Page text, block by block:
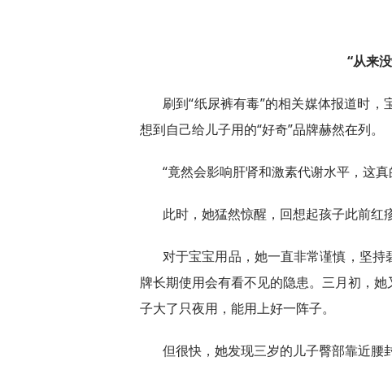
“从来
刷到“纸尿裤有毒”的相关媒体报道时
想到自己给儿子用的“好奇”品牌赫然在列。
“竟然会影响肝肾和激素代谢水平，这
此时，她猛然惊醒，回想起孩子此前红
对于宝宝用品，她一直非常谨慎，坚
牌长期使用会有看不见的隐患。三月初，
子大了只夜用，能用上好一阵子。
但很快，她发现三岁的儿子臀部靠近腰